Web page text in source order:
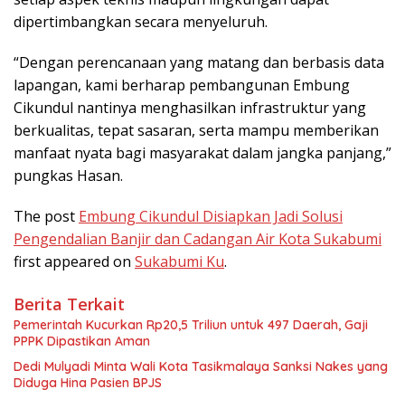
dipertimbangkan secara menyeluruh.
“Dengan perencanaan yang matang dan berbasis data
lapangan, kami berharap pembangunan Embung
Cikundul nantinya menghasilkan infrastruktur yang
berkualitas, tepat sasaran, serta mampu memberikan
manfaat nyata bagi masyarakat dalam jangka panjang,”
pungkas Hasan.
The post Embung Cikundul Disiapkan Jadi Solusi
Pengendalian Banjir dan Cadangan Air Kota Sukabumi
first appeared on Sukabumi Ku.
Berita Terkait
Pemerintah Kucurkan Rp20,5 Triliun untuk 497 Daerah, Gaji
PPPK Dipastikan Aman
Dedi Mulyadi Minta Wali Kota Tasikmalaya Sanksi Nakes yang
Diduga Hina Pasien BPJS